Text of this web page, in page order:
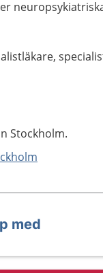
Stockholm.
med